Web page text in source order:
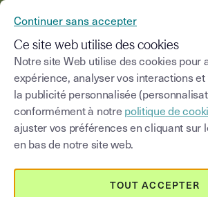
Blog
Choisir une catégorie
Continuer sans accepter
Ce site web utilise des cookies
Notre site Web utilise des cookies pour
expérience, analyser vos interactions
la publicité personnalisée
conformément à notre politique de
ajuster vos préférences en cliquant sur
en bas de notre site web.
TOUT ACCEPTER